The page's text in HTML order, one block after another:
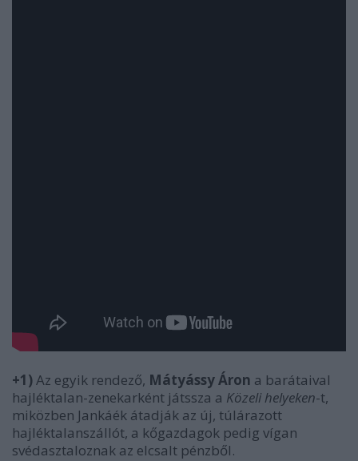
+1)Az egyik rendező, Mátyássy Áron a barátaival
hajléktalan-zenekarként játssza a Közeli helyeken-t,
miközben Jankáék átadják az új, túlárazott
hajléktalanszállót, a kőgazdagok pedig vígan
svédasztaloznak az elcsalt pénzből.